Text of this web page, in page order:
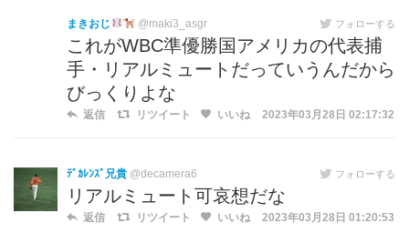
まきおじ @maki3_asgr フォローする
これがWBC準優勝国アメリカの代表捕
手・リアルミュートだっていうんだから
びっくりよな
返信 リツイート いいね 2023年03月28日 02:17:32
ﾃﾞｶﾚﾝｽﾞ兄貴 @decamera6 フォローする
リアルミュート可哀想だな
返信 リツイート いいね 2023年03月28日 01:20:53